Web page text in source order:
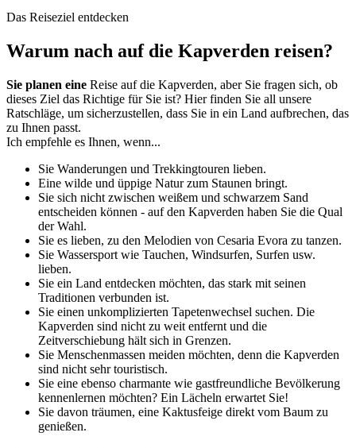
Das Reiseziel entdecken
Warum nach auf die Kapverden reisen?
Sie planen eine Reise auf die Kapverden, aber Sie fragen sich, ob
dieses Ziel das Richtige für Sie ist? Hier finden Sie all unsere
Ratschläge, um sicherzustellen, dass Sie in ein Land aufbrechen, das
zu Ihnen passt.
Ich empfehle es Ihnen, wenn...
Sie Wanderungen und Trekkingtouren lieben.
Eine wilde und üppige Natur zum Staunen bringt.
Sie sich nicht zwischen weißem und schwarzem Sand
entscheiden können - auf den Kapverden haben Sie die Qual
der Wahl.
Sie es lieben, zu den Melodien von Cesaria Evora zu tanzen.
Sie Wassersport wie Tauchen, Windsurfen, Surfen usw.
lieben.
Sie ein Land entdecken möchten, das stark mit seinen
Traditionen verbunden ist.
Sie einen unkomplizierten Tapetenwechsel suchen. Die
Kapverden sind nicht zu weit entfernt und die
Zeitverschiebung hält sich in Grenzen.
Sie Menschenmassen meiden möchten, denn die Kapverden
sind nicht sehr touristisch.
Sie eine ebenso charmante wie gastfreundliche Bevölkerung
kennenlernen möchten? Ein Lächeln erwartet Sie!
Sie davon träumen, eine Kaktusfeige direkt vom Baum zu
genießen.